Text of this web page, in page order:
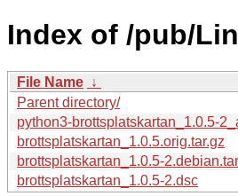
Index of /pub/
File Name ↓
Parent directory/
python3-brottsplatskartan_1.0.5-
brottsplatskartan_1.0.5.orig.tar.gz
brottsplatskartan_1.0.5-
brottsplatskartan_1.0.5-2.dsc